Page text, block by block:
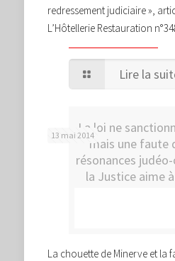
redressement judiciaire »,
L’Hôtellerie Restauration
Lire la
La loi ne
mais une faute
résonances
la Justice aime
13 mai 2014
La chouette de Minerve et la